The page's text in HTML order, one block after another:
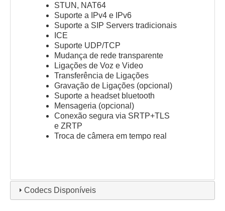
STUN, NAT64
Suporte a IPv4 e IPv6
Suporte a SIP Servers tradicionais
ICE
Suporte UDP/TCP
Mudança de rede transparente
Ligações de Voz e Video
Transferência de Ligações
Gravação de Ligações (opcional)
Suporte a headset bluetooth
Mensageria (opcional)
Conexão segura via SRTP+TLS
e ZRTP
Troca de câmera em tempo real
Codecs Disponíveis